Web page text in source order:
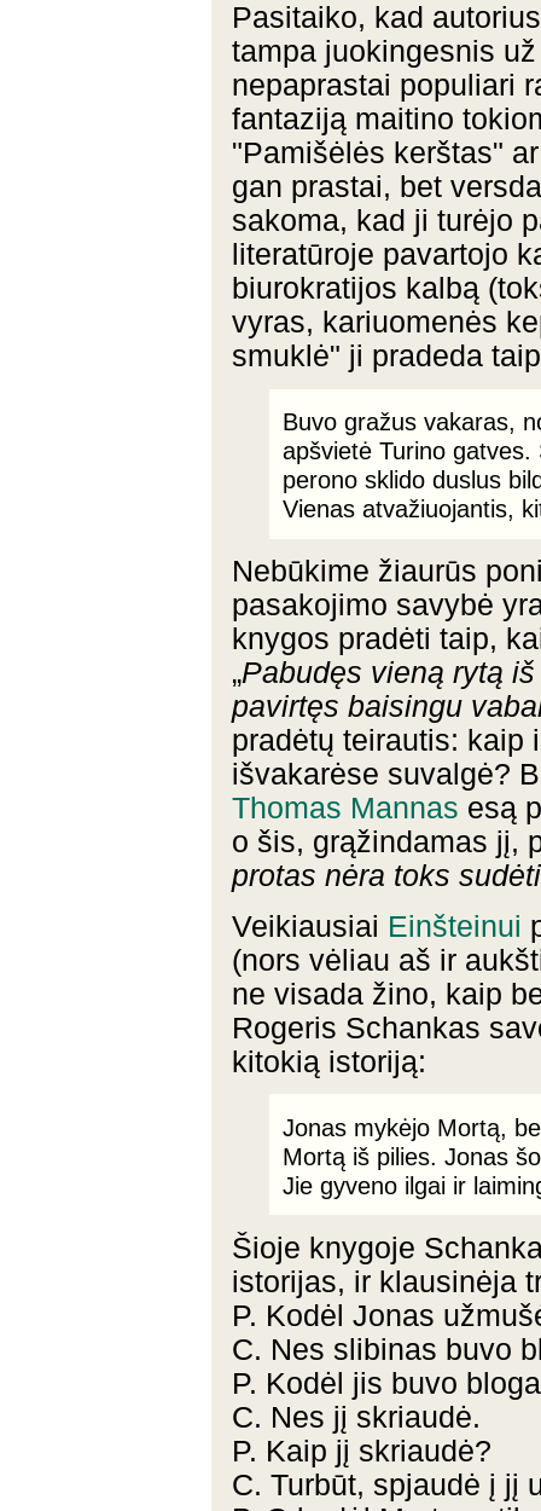
Pasitaiko, kad
tampa juokingesnis
nepaprastai populiari
fantaziją maitino
"Pamišėlės kerštas"
gan prastai, bet
sakoma, kad ji turėjo
literatūroje pavartojo
biurokratijos kalbą
vyras, kariuomenės
smuklė" ji pradeda
Buvo gražus vakaras,
apšvietė Turino
perono sklido duslus
Vienas atvažiuojantis,
Nebūkime žiaurūs
pasakojimo savybė
knygos pradėti taip,
„Pabudęs vieną rytą
pavirtęs baisingu
pradėtų teirautis: kaip
išvakarėse suvalgė?
Thomas Mannas esą
o šis, grąžindamas jį,
protas nėra toks
Veikiausiai Einšteinui
(nors vėliau aš ir
ne visada žino, kaip
Rogeris Schankas
kitokią istoriją:
Jonas mykėjo Mortą,
Mortą iš pilies. Jonas
Jie gyveno ilgai ir
Šioje knygoje
istorijas, ir klausinėja
P. Kodėl Jonas
C. Nes slibinas buvo
P. Kodėl jis buvo
C. Nes jį skriaudė.
P. Kaip jį skriaudė?
C. Turbūt, spjaudė į jį